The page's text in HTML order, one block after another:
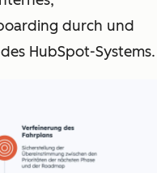
durch und
HubSpot-Systems.